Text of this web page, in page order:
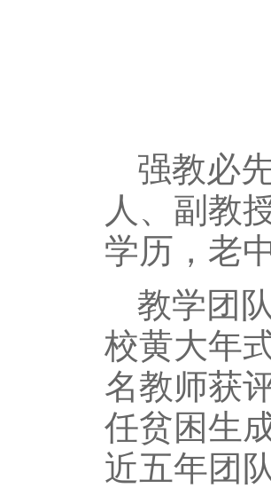
强教必
人、副教
学历，老
教学团
校黄大年
名教师获
任贫困生
近五年团